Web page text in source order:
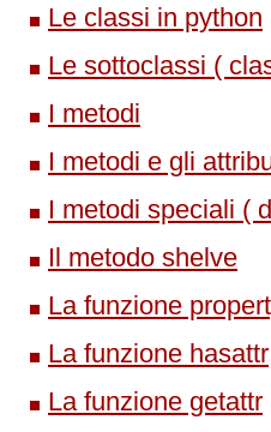
Le classi in python
Le sottoclassi (
I metodi
I metodi e gli
I metodi speciali (
Il metodo shelve
La funzione
La funzione hasattr
La funzione getattr